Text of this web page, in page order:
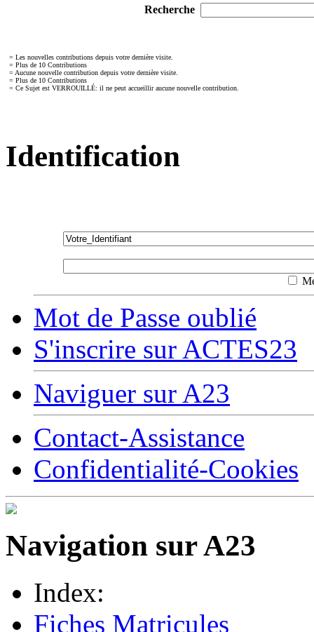
Recherche
= Les nouvelles contributions depuis votre dernière visite.
= Plus de 10 Contributions
= Aucune nouvelle contribution depuis votre dernière visite.
= Plus de 10 Contributions
= Ce Sujet est VERROUILLÉ: il ne peut accueillir aucune nouvelle contribution.
Identification
Mot de Passe oublié
S'inscrire sur ACTES23
Naviguer sur A23
Contact-Assistance
Confidentialité-Cookies
Navigation sur A23
Index:
Fiches Matricules